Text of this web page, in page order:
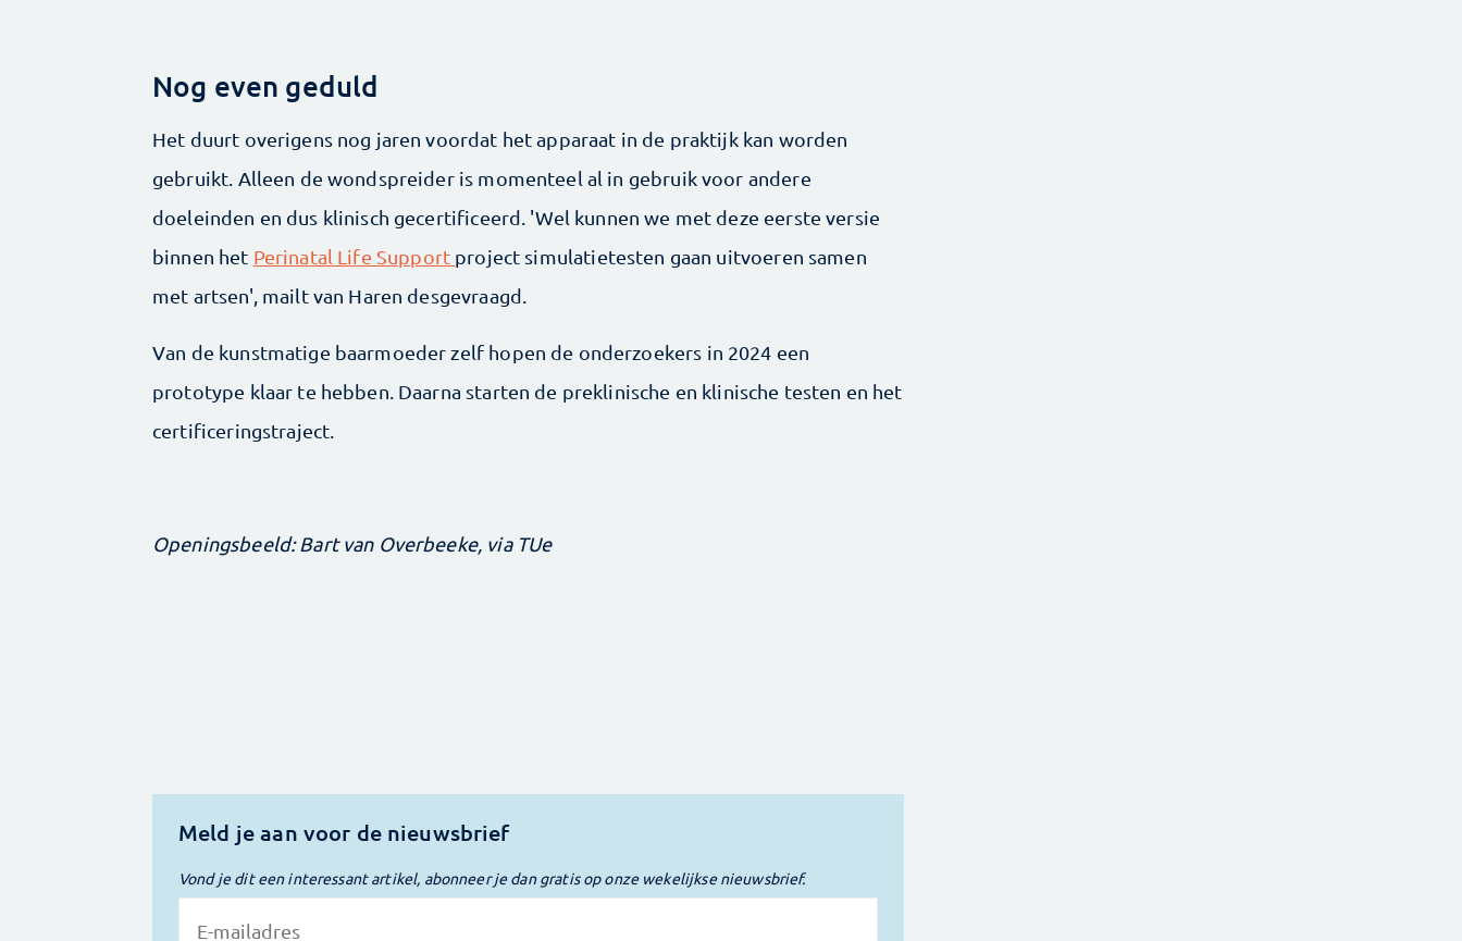
Nog even geduld
Het duurt overigens nog jaren voordat het apparaat in de praktijk kan worden
gebruikt. Alleen de wondspreider is momenteel al in gebruik voor andere
doeleinden en dus klinisch gecertificeerd. 'Wel kunnen we met deze eerste versie
binnen het Perinatal Life Support project simulatietesten gaan uitvoeren samen
met artsen', mailt van Haren desgevraagd.
Van de kunstmatige baarmoeder zelf hopen de onderzoekers in 2024 een
prototype klaar te hebben. Daarna starten de preklinische en klinische testen en het
certificeringstraject.
Openingsbeeld: Bart van Overbeeke, via TUe
Meld je aan voor de nieuwsbrief
Vond je dit een interessant artikel, abonneer je dan gratis op onze wekelijkse nieuwsbrief.